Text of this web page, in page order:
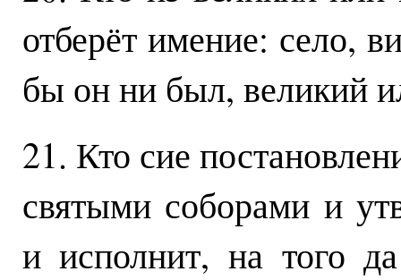
отберёт имение: село,
бы он ни был, великий
21. Кто сие
святыми соборами и
и исполнит, на того